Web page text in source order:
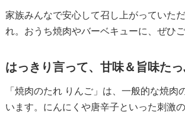
家族みんなで安心して召し上がっていた
れ。おうち焼肉やバーベキューに、ぜひ
はっきり言って、甘味＆旨味たっ
「焼肉のたれ りんご」は、一般的な焼肉
います。にんにくや唐辛子といった刺激